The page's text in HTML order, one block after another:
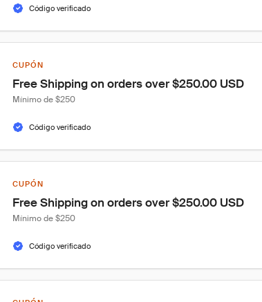
Código verificado
CUPÓN
Free Shipping on orders over $250.00 USD
Mínimo de $250
Código verificado
CUPÓN
Free Shipping on orders over $250.00 USD
Mínimo de $250
Código verificado